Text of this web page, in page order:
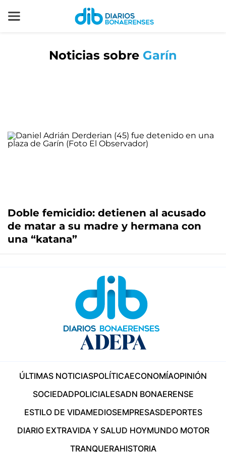
Noticias sobre Garín
Doble femicidio: detienen al acusado
de matar a su madre y hermana con
una “katana”
ÚLTIMAS NOTICIASPOLÍTICAECONOMÍAOPINIÓN
SOCIEDADPOLICIALESADN BONAERENSE
ESTILO DE VIDAMEDIOSEMPRESASDEPORTES
DIARIO EXTRAVIDA Y SALUD HOYMUNDO MOTOR
TRANQUERAHISTORIA